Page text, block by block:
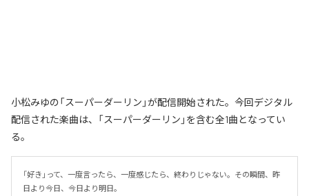
小松みゆの「スーパーダーリン」が配信開始された。今回デジタル
配信された楽曲は、「スーパーダーリン」を含む全1曲となってい
る。
「好き」って、一度言ったら、一度感じたら、終わりじゃない。その瞬間、昨
日より今日、今日より明日。